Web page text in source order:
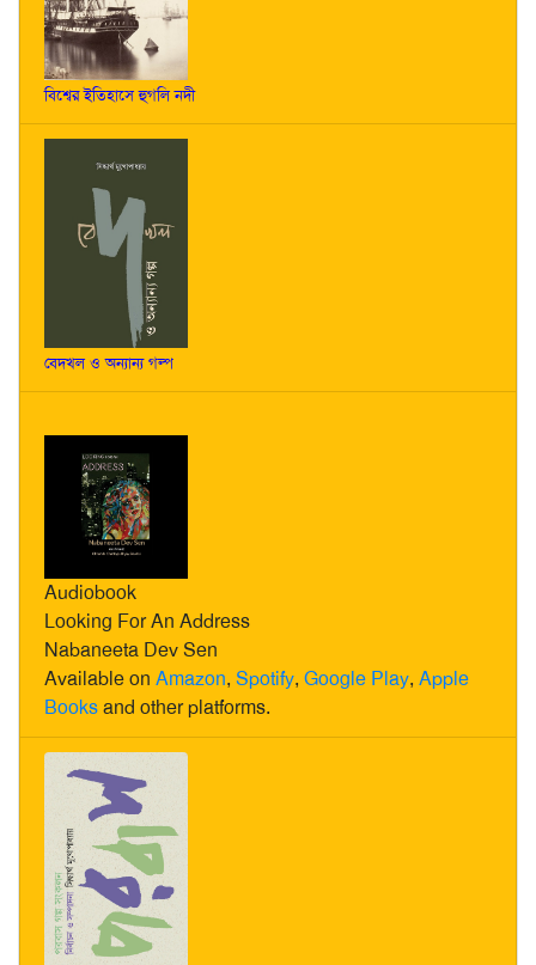
বিশ্বের ইতিহাসে হুগলি নদী
বেদখল ও অন্যান্য গল্প
Audiobook
Looking For An Address
Nabaneeta Dev Sen
Available on Amazon, Spotify, Google Play, Apple
Booksand other platforms.